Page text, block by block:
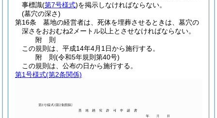
事標識(第7号様式)を掲示しなければならない。
(墓穴の深さ)
第16条
墓地の経営者は、死体を埋葬させるときは、墓穴の
深さをおおむね2メートル以上とさせなければならない。
附 則
この規則は、平成14年4月1日から施行する。
附 則(令和5年規則第40号)
この規則は、公布の日から施行する。
第1号様式(第2条関係)